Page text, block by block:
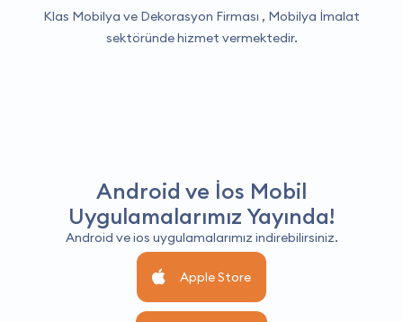
Klas Mobilya ve Dekorasyon Firması , Mobilya İmalat
sektöründe hizmet vermektedir.
Android ve İos Mobil
Uygulamalarımız Yayında!
Android ve ios uygulamalarımız indirebilirsiniz.
Apple Store